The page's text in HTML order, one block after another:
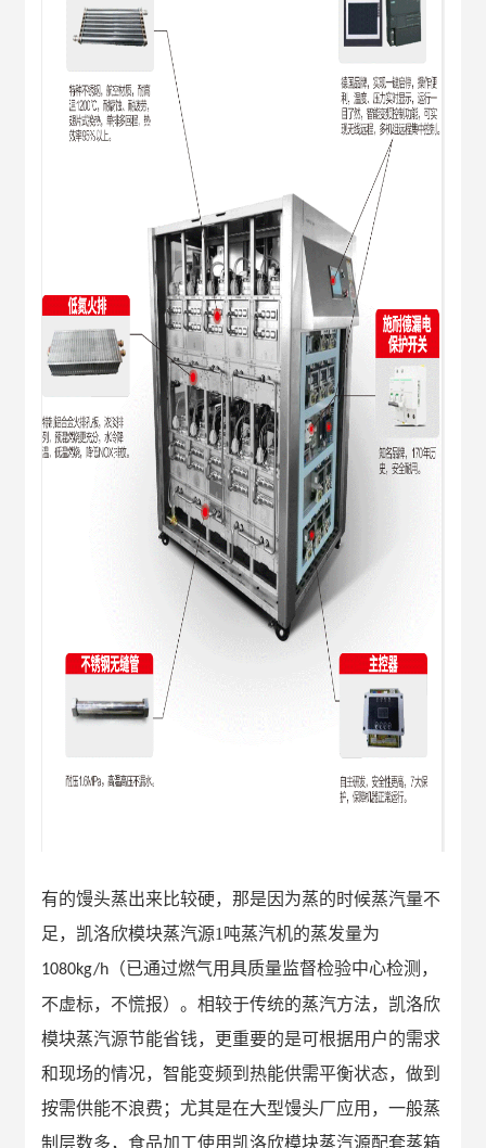
有的馒头蒸出来比较硬，那是因为蒸的时候蒸汽量不
足，凯洛欣模块蒸汽源1 吨蒸汽机的蒸发量为
1080kg/h（已通过燃气用具质量监督检验中心检测，
不虚标，不慌报）。相较于传统的蒸汽方法，凯洛欣
模块蒸汽源节能省钱，更重要的是可根据用户的需求
和现场的情况，智能变频到热能供需平衡状态，做到
按需供能不浪费； 尤其是在大型馒头厂应用，一般蒸
制层数多，食品加工使用凯洛欣模块蒸汽源配套蒸箱